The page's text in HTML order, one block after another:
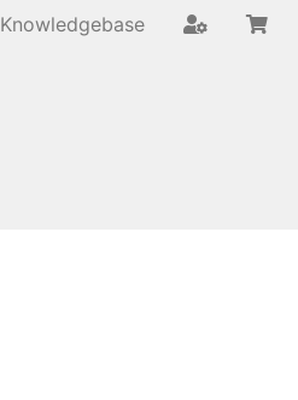
Knowledgebase